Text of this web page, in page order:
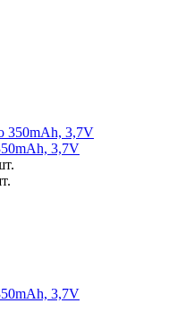
3,7V
3,7V